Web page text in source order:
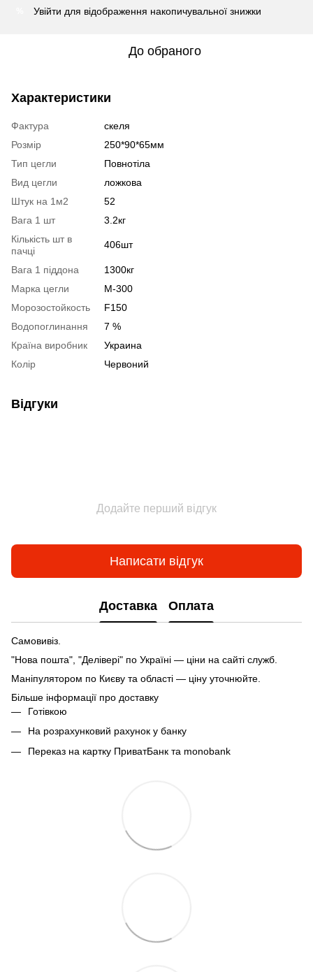
Увійти для відображення накопичувальної знижки
До обраного
Характеристики
Фактура
скеля
Розмір
250*90*65мм
Тип цегли
Повнотіла
Вид цегли
ложкова
Штук на 1м2
52
Вага 1 шт
3.2кг
Кількість шт в
пачці
406шт
Вага 1 піддона
1300кг
Марка цегли
М-300
Морозостойкость
F150
Водопоглинання
7 %
Країна виробник
Украина
Колір
Червоний
Відгуки
Додайте перший відгук
Написати відгук
Доставка Оплата
Самовивіз.
"Нова пошта", "Делівері" по Україні — ціни на сайті служб.
Маніпулятором по Києву та області — ціну уточнюйте.
Більше інформації про доставку
Готівкою
На розрахунковий рахунок у банку
Переказ на картку ПриватБанк та monobank